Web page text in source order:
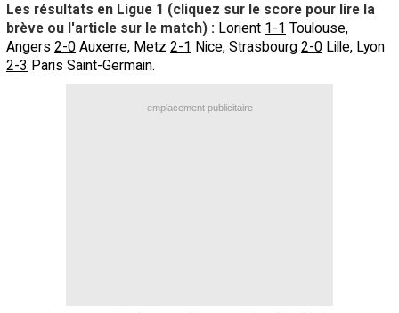
Les résultats en Ligue 1 (cliquez sur le score pour lire la
brève ou l'article sur le match) : Lorient 1-1 Toulouse,
Angers 2-0 Auxerre, Metz 2-1 Nice, Strasbourg 2-0 Lille, Lyon
2-3 Paris Saint-Germain.
emplacement publicitaire